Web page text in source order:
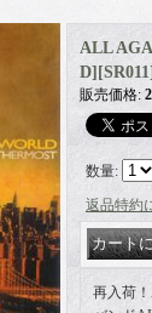
ALL
D] [SR011]
販売価格:
数量:
返品特約
再入荷